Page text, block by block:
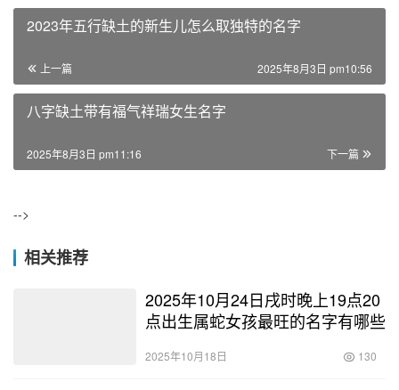
2023年五行缺土的新生儿怎么取独特的名字
上一篇 2025年8月3日 pm10:56
八字缺土带有福气祥瑞女生名字
下一篇
2025年8月3日 pm11:16
-->
相关推荐
2025年10月24日戌时晚上19点20
点出生属蛇女孩最旺的名字有哪些
2025年10月18日 130